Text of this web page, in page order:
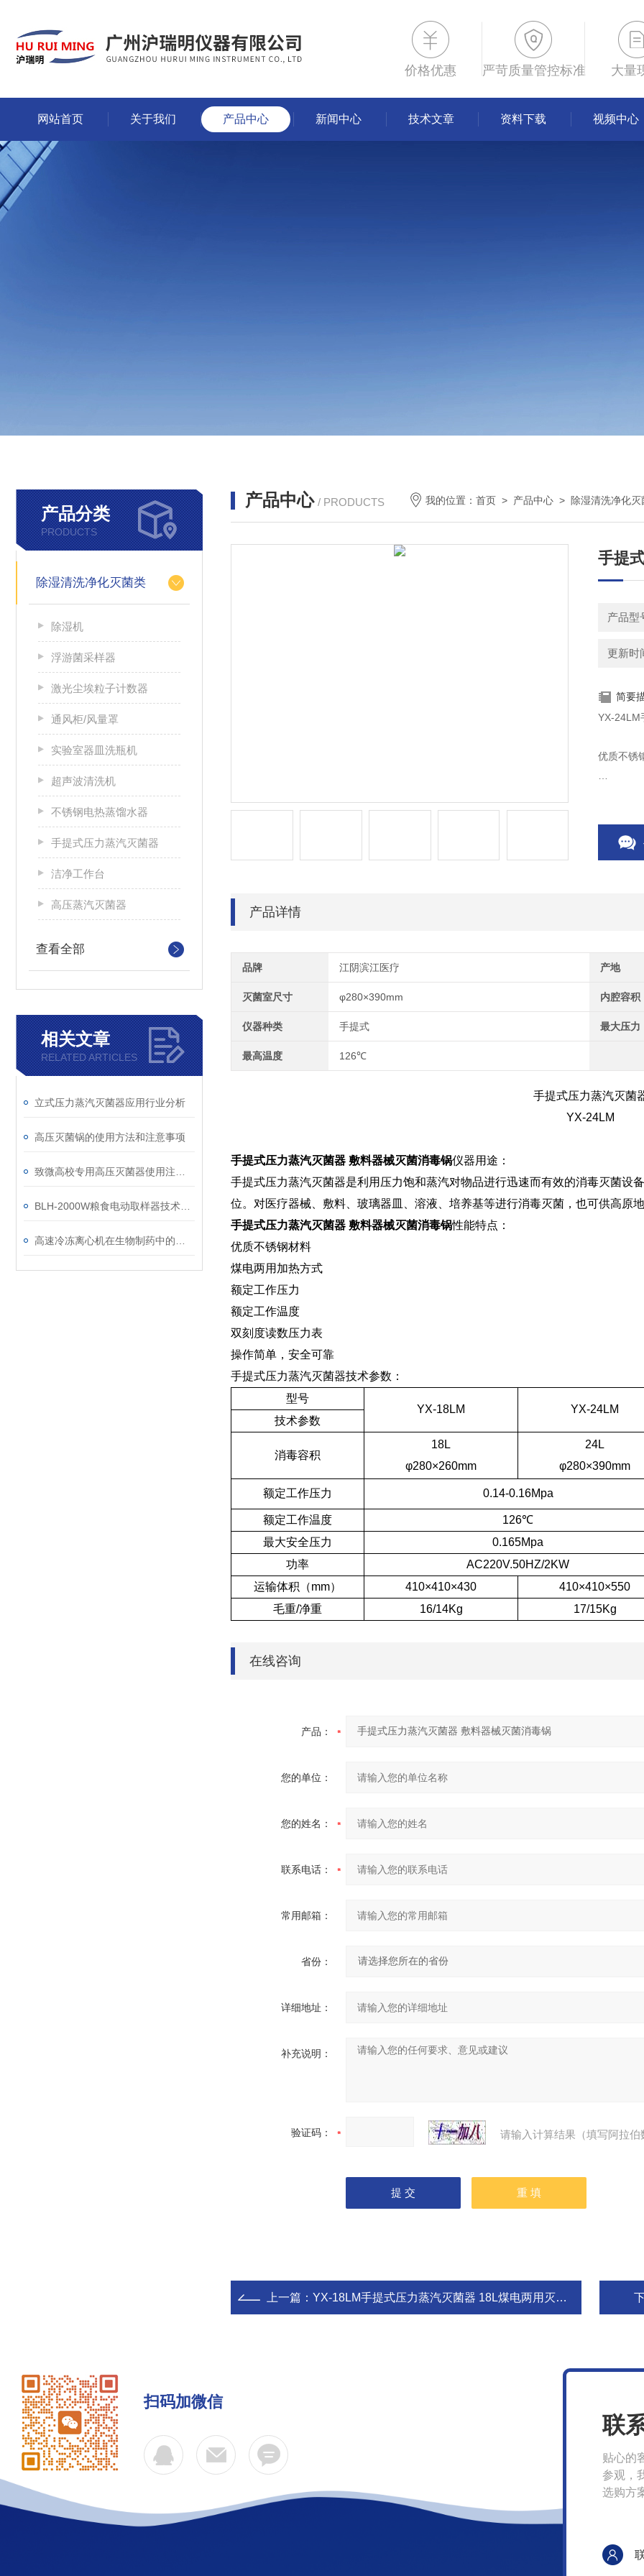
价格优惠 严苛质量管控标准 大量
网站首页 关于我们 产品中心 新闻中心 技术文章 资料下载 视频中心
产品分类
PRODUCTS
除湿清洗净化灭菌类
除湿机
浮游菌采样器
激光尘埃粒子计数器
通风柜/风量罩
实验室器皿洗瓶机
超声波清洗机
不锈钢电热蒸馏水器
手提式压力蒸汽灭菌器
洁净工作台
高压蒸汽灭菌器
查看全部
相关文章
RELATED ARTICLES
立式压力蒸汽灭菌器应用行业分析
高压灭菌锅的使用方法和注意事项
产品中心 / PRODUCTS 我的位置：首页 > 产品中心 > 除湿清洗净化灭
手提
产品型
更新时
简要
YX-24LM
优质不锈
额定工作
操作简单
产品详情
品牌 江阴滨江医疗 产地
灭菌室尺寸 φ280×390mm 内腔容积
仪器种类 手提式 最大压力
最高温度 126℃
手提式压力蒸汽灭菌
YX-24LM
手提式压力蒸汽灭菌器 敷料器械灭菌消毒锅仪器用途：
手提式压力蒸汽灭菌器是利用压力饱和蒸汽对物品进行迅速而有效的消毒灭菌设
位。对医疗器械、敷料、玻璃器皿、溶液、培养基等进行消毒灭菌，也可供高原
手提式压力蒸汽灭菌器 敷料器械灭菌消毒锅性能特点：
优质不锈钢材料
煤电两用加热方式
额定工作压力
额定工作温度
双刻度读数压力表
操作简单，安全可靠
手提式压力蒸汽灭菌器技术
型号
YX-18LM
YX-24LM
技术参数
消毒容积
18L
φ280×260mm
24L
φ280×390mm
额定工作压力 0.14-0.16Mpa
额定工作温度
126℃
最大安全压力
0.165Mpa
功率
AC220V.50HZ/2KW
运输体积（mm）
410×410×430
410×410×550
毛重/净重
16/14Kg 17/15Kg
在线咨询
产品：
您的单位：
您的姓名：
联系电话：
常用邮箱：
省份：
详细地址：
补充说明：
验证码： 请输入计算结果（填写阿拉
上一篇： YX-18LM手提式压力蒸汽灭菌器 18L煤电两用灭菌锅
扫码加微信
联
贴心的
参观，
选购方